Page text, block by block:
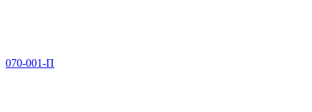
070-001-П